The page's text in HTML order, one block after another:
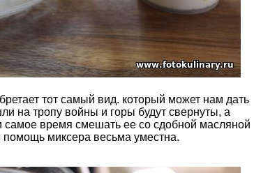
тот самый вид. который может нам дать
на тропу войны и горы будут свернуты, а
самое время смешать ее со сдобной масляной
помощь миксера весьма уместна.